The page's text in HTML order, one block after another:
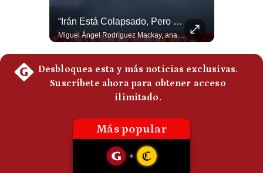
“Irán Está Colapsado, Pero EE.UU. Parece Desesperado” | #radar24
Miguel Ángel Rodríguez Mackay, analista internacional, sostiene que las negociaciones fueron impulsadas por Irán y no por Estados Unidos. Según su análisis, Teherán estaría debilitado militar y económicamente, aunque la narrativa internacional presenta a Trump como el líder desesperado por terminar una guerra que no puede ganar. #Geopolitica #Iran #DonaldTrump #RodriguezMackay #EEUU #NoticiasInternacionales #PoliticaInternacional #AnalisisGeopolitico #Shorts 👉 Suscríbete y activa la campana para no perderte nuestro análisis diario. 🌎 Síguenos en nuestras redes sociales: 📌 Web oficial: https://gestion.pe/mundo/ 📌 LinkedIn: http://bit.ly/3HYIET0 📌 X (Twitter): http://bit.ly/4noZtX9 📌 TikTok: http://bit.ly/4evB6TO